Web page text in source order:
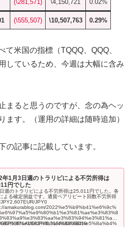
(\281,571) \4,150,721 0.02%
(\555,507) \10,507,763 0.29%
て米国の指標（TQQQ、QQQ、
しているため、今週は大幅に含み
まると思うのですが、念の為ヘッ
ます。（運用の詳細は随時追加）
の記事に記載しています。
年1月3日週のトラリピによる不労所得は
円でした
週のトラリピによる不労所得は25,011円でした。各
よる確定損益です。通貨ペアリピート回数不労所得
JPY2,607EUR/JPY0
amakurablog.com/2022%e5%b9%b41%e6%9c%
GBP5,871AUD/JPY6,315AUD/USD19